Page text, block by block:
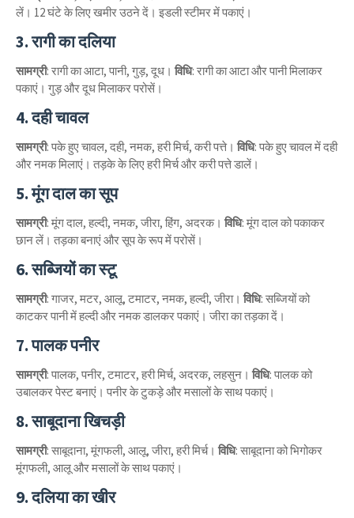
लें। 12 घंटे के लिए खमीर उठने दें। इडली स्टीमर में पकाएं।
3. रागी का दलिया
सामग्री: रागी का आटा, पानी, गुड़, दूध। विधि: रागी का आटा और पानी मिलाकर
पकाएं। गुड़ और दूध मिलाकर परोसें।
4. दही चावल
सामग्री: पके हुए चावल, दही, नमक, हरी मिर्च, करी पत्ते। विधि: पके हुए चावल में दही
और नमक मिलाएं। तड़के के लिए हरी मिर्च और करी पत्ते डालें।
5. मूंग दाल का सूप
सामग्री: मूंग दाल, हल्दी, नमक, जीरा, हिंग, अदरक। विधि: मूंग दाल को पकाकर
छान लें। तड़का बनाएं और सूप के रूप में परोसें।
6. सब्जियों का स्टू
सामग्री: गाजर, मटर, आलू, टमाटर, नमक, हल्दी, जीरा। विधि: सब्जियों को
काटकर पानी में हल्दी और नमक डालकर पकाएं। जीरा का तड़का दें।
7. पालक पनीर
सामग्री: पालक, पनीर, टमाटर, हरी मिर्च, अदरक, लहसुन। विधि: पालक को
उबालकर पेस्ट बनाएं। पनीर के टुकड़े और मसालों के साथ पकाएं।
8. साबूदाना खिचड़ी
सामग्री: साबूदाना, मूंगफली, आलू, जीरा, हरी मिर्च। विधि: साबूदाना को भिगोकर
मूंगफली, आलू और मसालों के साथ पकाएं।
9. दलिया का खीर